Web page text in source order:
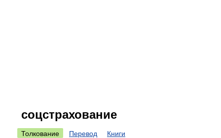
соцстрахование
Толкование Перевод Книги